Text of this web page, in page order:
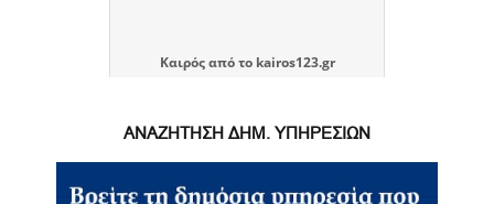
Καιρόςαπό το kairos123.gr
ΑΝΑΖΗΤΗΣΗ ΔΗΜ. ΥΠΗΡΕΣΙΩΝ